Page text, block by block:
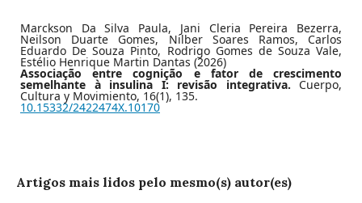
Marckson Da Silva Paula, Jani Cleria Pereira Bezerra,
Neilson Duarte Gomes, Nilber Soares Ramos, Carlos
Eduardo De Souza Pinto, Rodrigo Gomes de Souza Vale,
Estélio Henrique Martin Dantas (2026)
Associação entre cognição e fator de crescimento
semelhante à insulina I: revisão integrativa. Cuerpo,
Cultura y Movimiento, 16(1), 135.
10.15332/2422474X.10170
Artigos mais lidos pelo mesmo(s) autor(es)